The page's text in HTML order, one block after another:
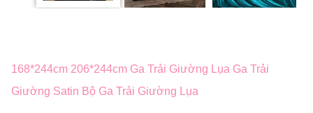
168*244cm 206*244cm Ga Trải Giường Lụa Ga Trải
Giường Satin Bộ Ga Trải Giường Lụa